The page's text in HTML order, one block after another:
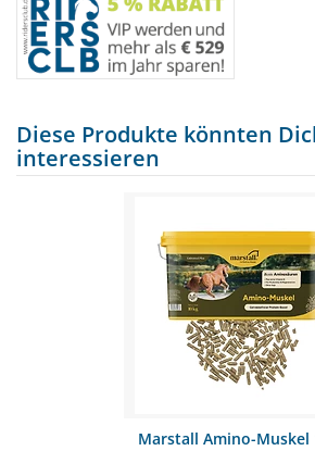
Diese Produkte könnten
interessieren
Marstall Amino-Muskel